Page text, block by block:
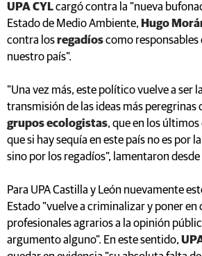
UPA CYLcargó contra la "nueva
Estado de Medio Ambiente, Hugo
contra losregadíoscomo responsables
nuestro país".
"Una vez más, este político vuelve a ser
transmisión de las ideas más peregrinas
grupos ecologistas, que en los
que si hay sequía en este país no es por
sino por los regadíos", lamentaron desde
Para UPA Castilla y León nuevamente
Estado "vuelve a criminalizar y poner en
profesionales agrarios a la opinión
argumento alguno". En este sentido,